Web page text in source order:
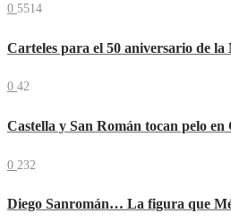
0 5514
Carteles para el 50 aniversario de la
0 42
Castella y San Román tocan pelo en
0 232
Diego Sanromán… La figura que